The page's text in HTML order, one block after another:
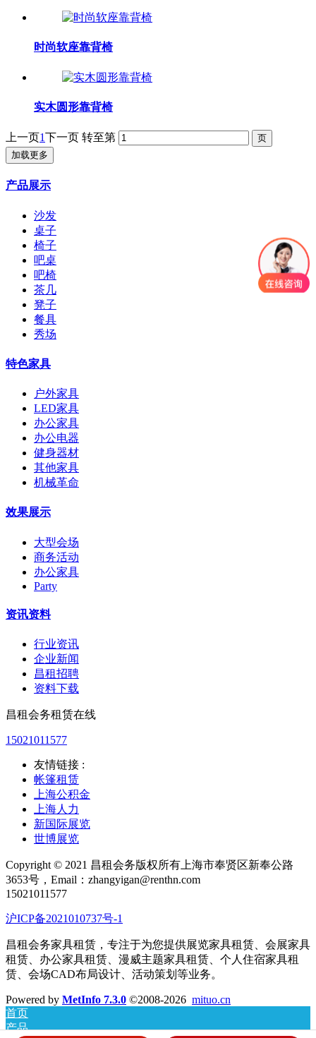
时尚软座靠背椅
实木圆形靠背椅
上一页1下一页 转至第
加载更多
产品展示
沙发
桌子
椅子
吧桌
吧椅
茶几
凳子
餐具
秀场
特色家具
户外家具
LED家具
办公家具
办公电器
健身器材
其他家具
机械革命
效果展示
大型会场
商务活动
办公家具
Party
资讯资料
行业资讯
企业新闻
昌租招聘
资料下载
昌租会务租赁在线
15021011577
友情链接 :
帐篷租赁
上海公积金
上海人力
新国际展览
世博展览
Copyright © 2021 昌租会务版权所有上海市奉贤区新奉公路
3653号，Email：zhangyigan@renthn.com
15021011577
沪ICP备2021010737号-1
昌租会务家具租赁，专注于为您提供展览家具租赁、会展家具
租赁、办公家具租赁、漫威主题家具租赁、个人住宿家具租
赁、会场CAD布局设计、活动策划等业务。
Powered by MetInfo 7.3.0 ©2008-2026 mituo.cn
首页
产品